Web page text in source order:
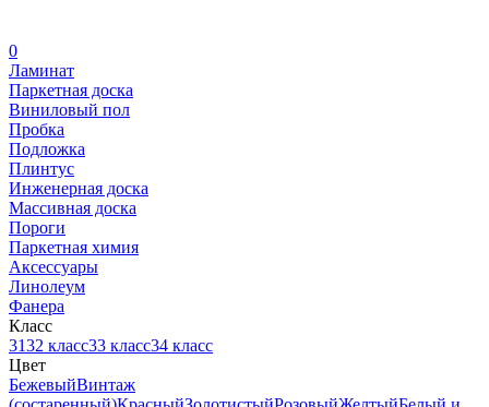
0
Ламинат
Паркетная доска
Виниловый пол
Пробка
Подложка
Плинтус
Инженерная доска
Массивная доска
Пороги
Паркетная химия
Аксессуары
Линолеум
Фанера
Класс
3132 класс33 класс34 класс
Цвет
БежевыйВинтаж